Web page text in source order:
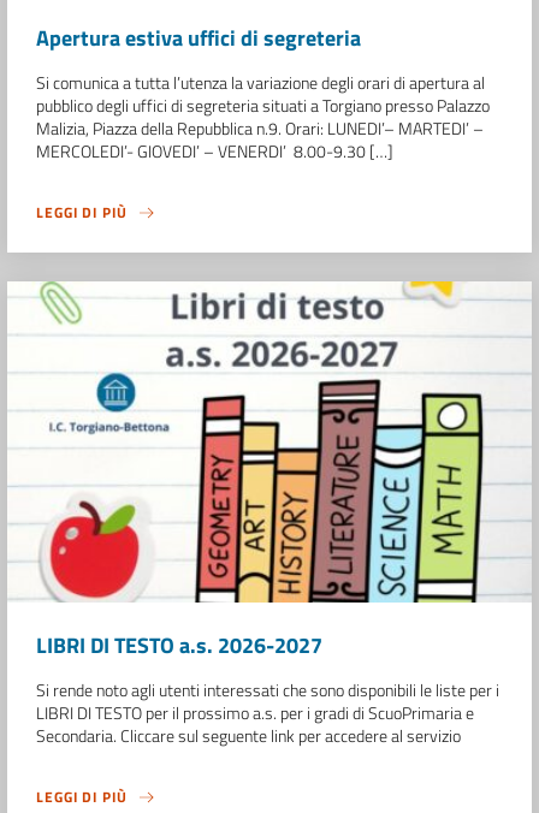
Apertura estiva uffici di segreteria
Si comunica a tutta l’utenza la variazione degli orari di apertura al
pubblico degli uffici di segreteria situati a Torgiano presso Palazzo
Malizia, Piazza della Repubblica n.9. Orari: LUNEDI’– MARTEDI’ –
MERCOLEDI’- GIOVEDI’ – VENERDI’ 8.00-9.30 […]
LEGGI DI PIÙ
LIBRI DI TESTO a.s. 2026-2027
Si rende noto agli utenti interessati che sono disponibili le liste per i
LIBRI DI TESTO per il prossimo a.s. per i gradi di ScuoPrimaria e
Secondaria. Cliccare sul seguente link per accedere al servizio
LEGGI DI PIÙ